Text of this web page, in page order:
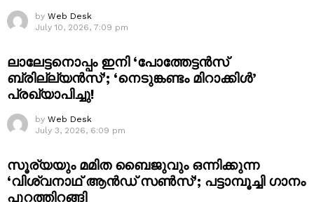
by Web Desk
July 10, 2026, 7:09 pm
ലാലേട്ടനൊപ്പം ഇനി ‘പോത്തേട്ടൻസ്
ബ്രില്ല്യൻസ്’; ‘നെടുങ്കണ്ടം മിറാക്കിൾ’
പ്രഖ്യാപിച്ചു!
by Web Desk
July 3, 2026, 6:09 pm
സൂര്യയും മമിത ബൈജുവും ഒന്നിക്കുന്ന
‘വിശ്വനാഥ് ആൻഡ് സൺസ്’; പട്ടാമ്പൂച്ചി ഗാനം
പുറത്തിറങ്ങി